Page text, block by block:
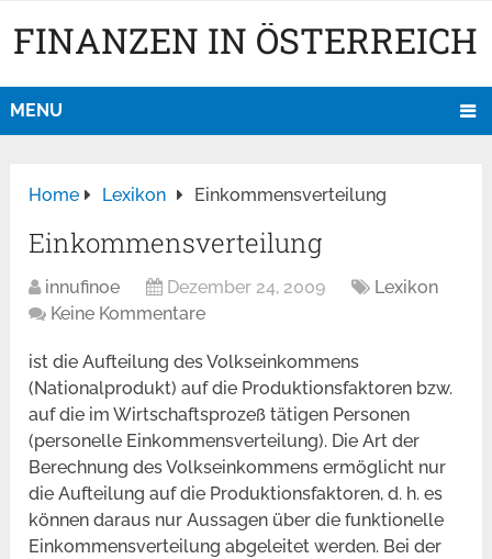
FINANZEN IN ÖSTERREICH
MENU
Home Lexikon Einkommensverteilung
Einkommensverteilung
innufinoe Dezember 24, 2009
Lexikon
Keine Kommentare
ist die Aufteilung des Volkseinkommens
(Nationalprodukt) auf die Produktionsfaktoren bzw.
auf die im Wirtschaftsprozeß tätigen Personen
(personelle Einkommensverteilung). Die Art der
Berechnung des Volkseinkommens ermöglicht nur
die Aufteilung auf die Produktionsfaktoren, d. h. es
können daraus nur Aussagen über die funktionelle
Einkommensverteilung abgeleitet werden. Bei der